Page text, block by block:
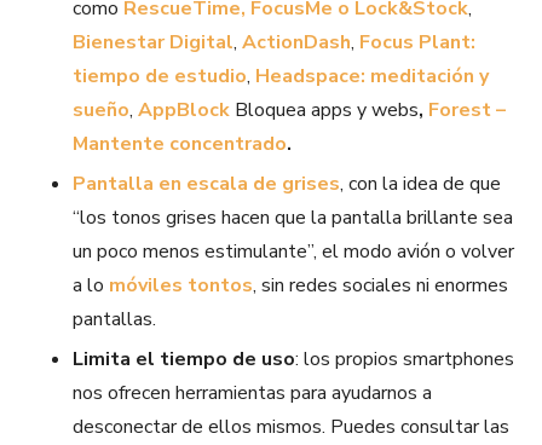
como RescueTime, FocusMe o Lock&Stock,
Bienestar Digital, ActionDash, Focus Plant:
tiempo de estudio, Headspace: meditación y
sueño, AppBlock Bloquea apps y webs, Forest –
Mantente concentrado.
Pantalla en escala de grises, con la idea de que
“los tonos grises hacen que la pantalla brillante sea
un poco menos estimulante”, el modo avión o volver
a lo móviles tontos, sin redes sociales ni enormes
pantallas.
Limita el tiempo de uso: los propios smartphones
nos ofrecen herramientas para ayudarnos a
desconectar de ellos mismos. Puedes consultar las